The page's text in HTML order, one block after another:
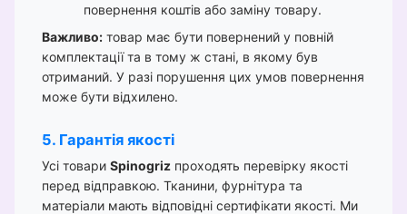
повернення коштів або заміну товару.
Важливо: товар має бути повернений у повній
комплектації та в тому ж стані, в якому був
отриманий. У разі порушення цих умов повернення
може бути відхилено.
5. Гарантія якості
Усі товари Spinogriz проходять перевірку якості
перед відправкою. Тканини, фурнітура та
матеріали мають відповідні сертифікати якості. Ми